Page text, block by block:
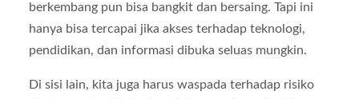
berkembang pun bisa bangkit dan bersaing. Tapi ini
hanya bisa tercapai jika akses terhadap teknologi,
pendidikan, dan informasi dibuka seluas mungkin.
Di sisi lain, kita juga harus waspada terhadap risiko